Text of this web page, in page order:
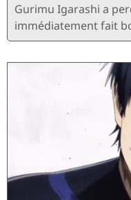
Gurimu Igarashi a
immédiatement fait